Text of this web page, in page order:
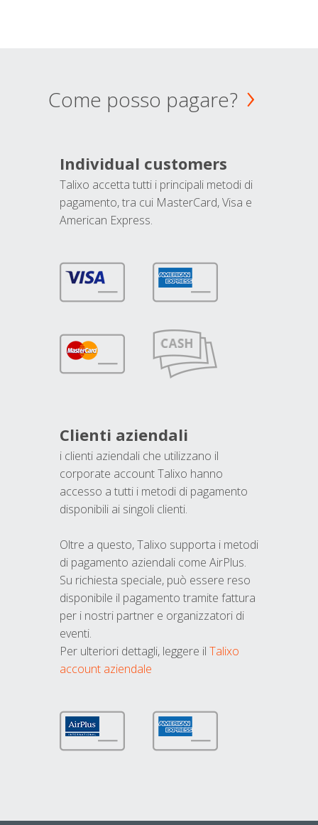
Come posso pagare?
Individual customers
Talixo accetta tutti i principali metodi di
pagamento, tra cui MasterCard, Visa e
American Express.
Clienti aziendali
i clienti aziendali che utilizzano il
corporate account Talixo hanno
accesso a tutti i metodi di pagamento
disponibili ai singoli clienti.
Oltre a questo, Talixo supporta i metodi
di pagamento aziendali come AirPlus.
Su richiesta speciale, può essere reso
disponibile il pagamento tramite fattura
per i nostri partner e organizzatori di
eventi.
Per ulteriori dettagli, leggere il Talixo
account aziendale